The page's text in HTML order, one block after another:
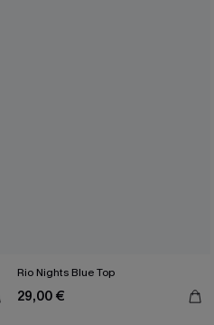
Rio Nights Blue Top
29,00 €